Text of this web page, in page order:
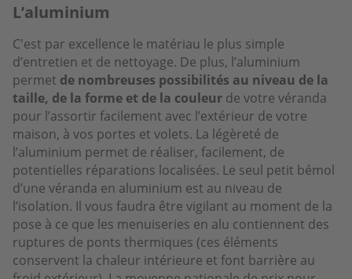
L’aluminium
C'est par excellence le matériau le plus simple
d’entretien et de nettoyage. De plus, l’aluminium
permet de nombreuses possibilités au niveau de la
taille, de la forme et de la couleur de votre véranda
pour l’assortir facilement avec l’extérieur de votre
maison, à vos portes et volets. La légèreté de
l’aluminium permet de réaliser, facilement, de
potentielles réparations localisées. Le seul petit bémol
d’une véranda en aluminium est au niveau de
l’isolation. Il vous faudra être vigilant au moment de la
pose à ce que les menuiseries en alu contiennent des
ruptures de ponts thermiques (ces éléments
conservent la chaleur intérieure et font barrière au